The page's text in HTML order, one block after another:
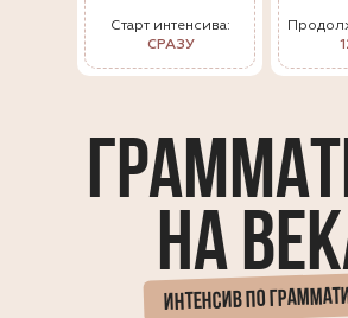
НА
ИНТЕНСИВ ПО
Старт интенсива:
СРАЗУ